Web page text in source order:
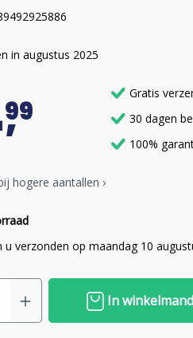
in augustus 2025
99
Gratis
30 dagen
100%
hogere aantallen ›
u verzonden op maandag 10
In